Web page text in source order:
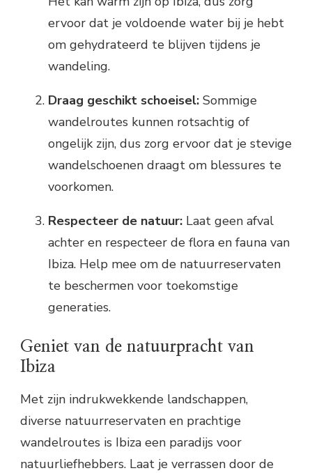
ervoor dat je voldoende water bij je hebt
om gehydrateerd te blijven tijdens je
wandeling.
Draag geschikt schoeisel: Sommige
wandelroutes kunnen rotsachtig of
ongelijk zijn, dus zorg ervoor dat je stevige
wandelschoenen draagt om blessures te
voorkomen.
Respecteer de natuur: Laat geen afval
achter en respecteer de flora en fauna van
Ibiza. Help mee om de natuurreservaten
te beschermen voor toekomstige
generaties.
Geniet van de natuurpracht van
Ibiza
Met zijn indrukwekkende landschappen,
diverse natuurreservaten en prachtige
wandelroutes is Ibiza een paradijs voor
natuurliefhebbers. Laat je verrassen door de